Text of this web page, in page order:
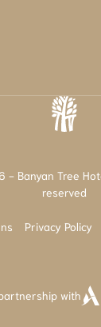
Banyan Tree
reserved
Privacy Policy
with